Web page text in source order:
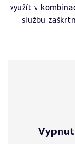
využít v
službu